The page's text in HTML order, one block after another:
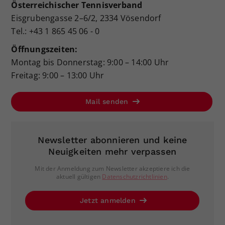
Österreichischer Tennisverband
Eisgrubengasse 2–6/2, 2334 Vösendorf
Tel.: +43 1 865 45 06 - 0
Öffnungszeiten:
Montag bis Donnerstag: 9:00 – 14:00 Uhr
Freitag: 9:00 – 13:00 Uhr
Mail senden
Newsletter abonnieren und keine
Neuigkeiten mehr verpassen
Mit der Anmeldung zum Newsletter akzeptiere ich die
aktuell gültigen Datenschutzrichtlinien.
Jetzt anmelden